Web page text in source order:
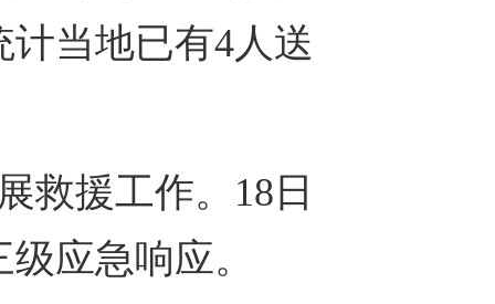
当地已有4人送
救援工作。18日
应急响应。